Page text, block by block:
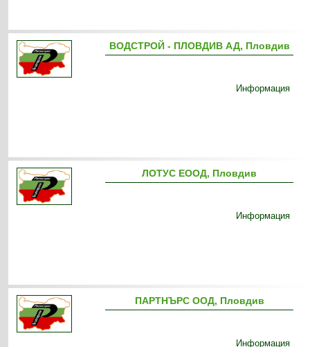
ВОДСТРОЙ - ПЛОВДИВ АД, Пловдив
Информация
ЛОТУС ЕООД, Пловдив
Информация
ПАРТНЪРС ООД, Пловдив
Информация